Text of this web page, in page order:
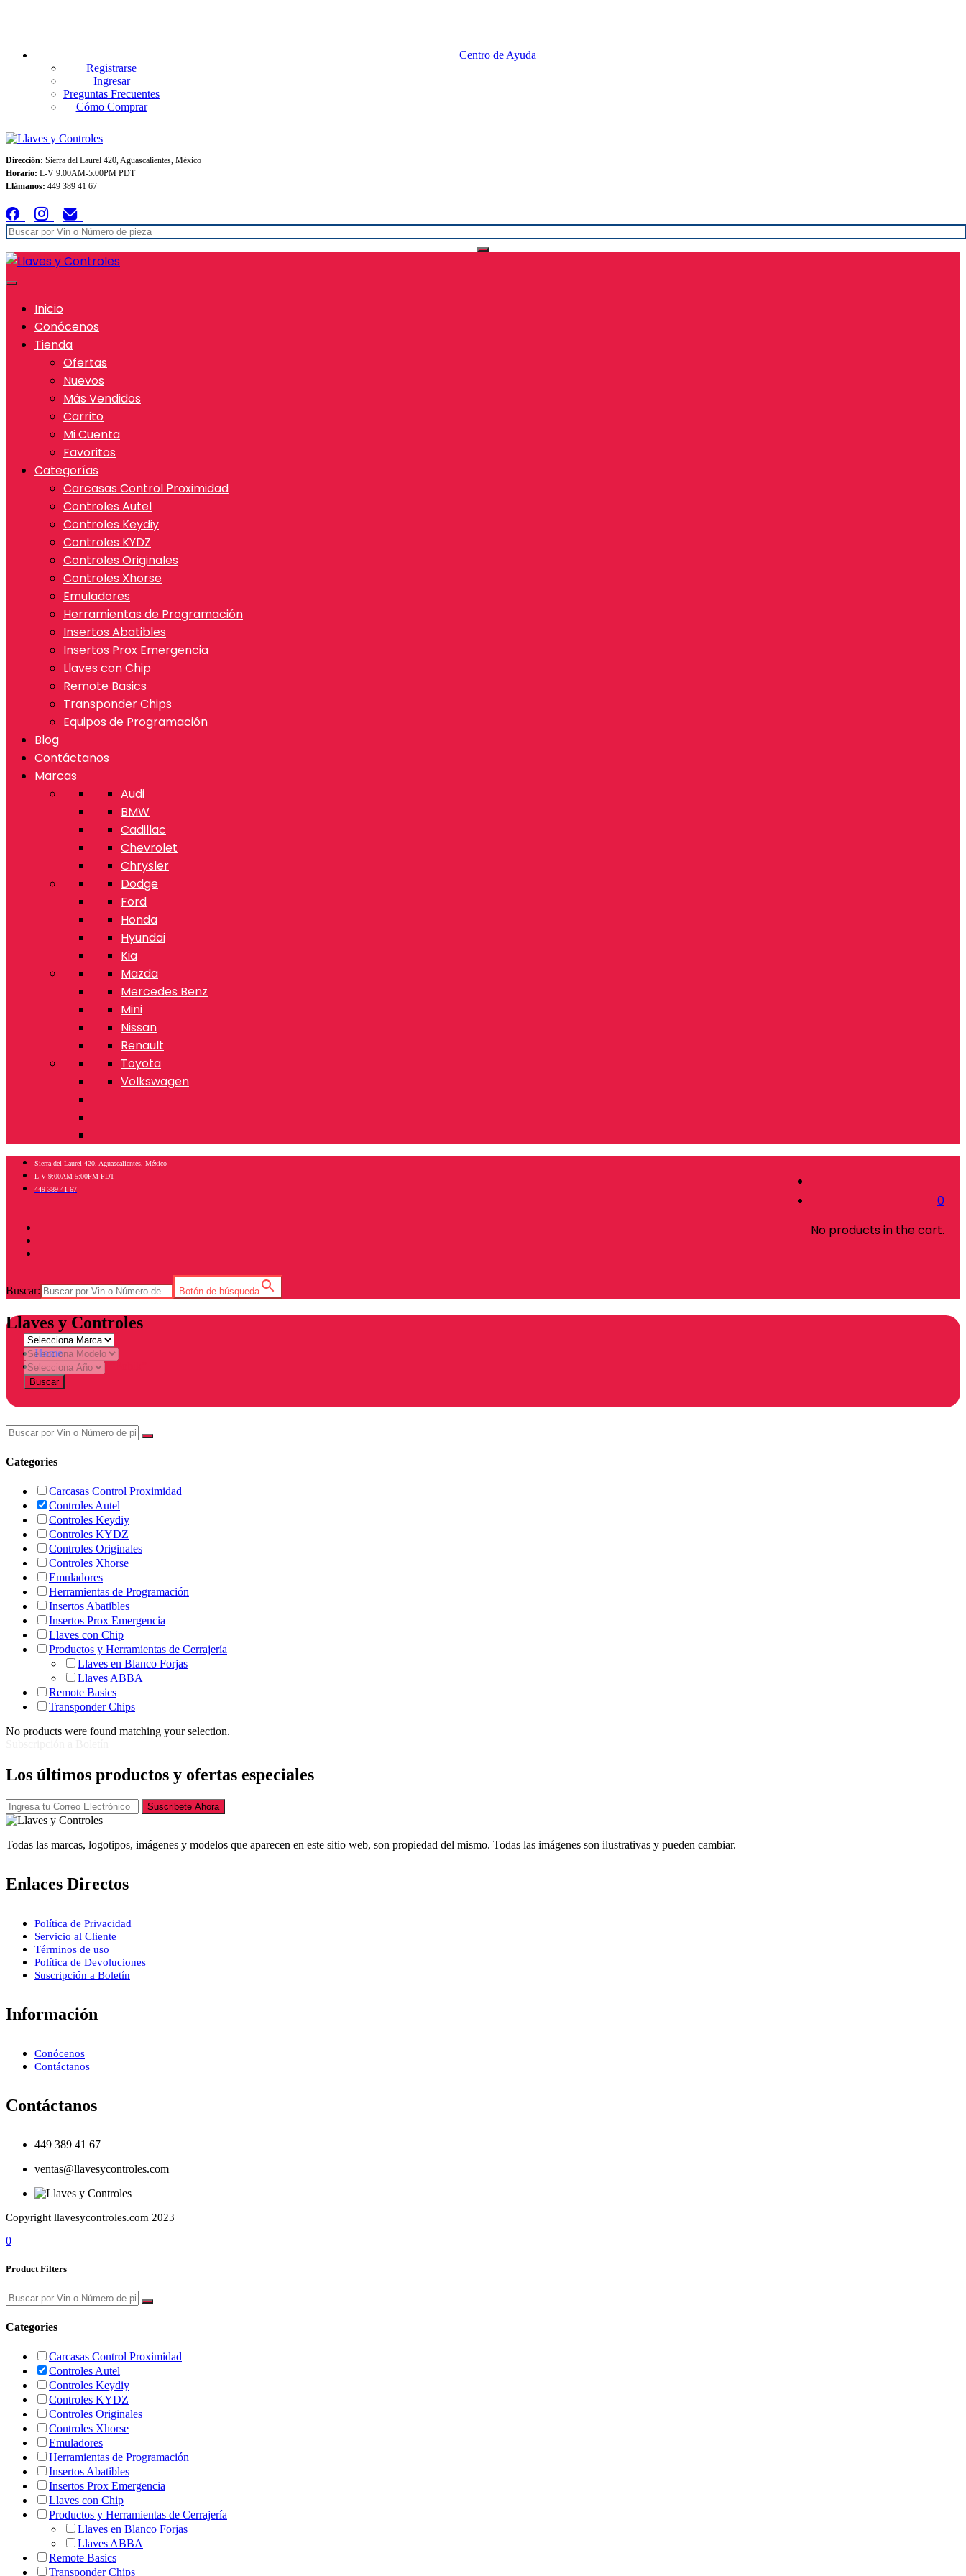
Centro de Ayuda
Registrarse
Ingresar
Preguntas Frecuentes
Cómo Comprar
Dirección: Sierra del Laurel 420, Aguascalientes, México
Horario: L-V 9:00AM-5:00PM PDT
Llámanos: 449 389 41 67
Inicio
Conócenos
Tienda
Ofertas
Nuevos
Más Vendidos
Carrito
Mi Cuenta
Favoritos
Categorías
Carcasas Control Proximidad
Controles Autel
Controles Keydiy
Controles KYDZ
Controles Originales
Controles Xhorse
Emuladores
Herramientas de Programación
Insertos Abatibles
Insertos Prox Emergencia
Llaves con Chip
Remote Basics
Transponder Chips
Equipos de Programación
Blog
Contáctanos
Marcas
Audi
BMW
Cadillac
Chevrolet
Chrysler
Dodge
Ford
Honda
Hyundai
Kia
Mazda
Mercedes Benz
Mini
Nissan
Renault
Toyota
Volkswagen
0
No products in the cart.
Sierra del Laurel 420, Aguascalientes, México
L-V 9:00AM-5:00PM PDT
449 389 41 67
Buscar: Botón de búsqueda
Llaves y Controles
Home
Products tagged “Fobik”
Buscar
Categories
Carcasas Control Proximidad
Controles Autel
Controles Keydiy
Controles KYDZ
Controles Originales
Controles Xhorse
Emuladores
Herramientas de Programación
Insertos Abatibles
Insertos Prox Emergencia
Llaves con Chip
Productos y Herramientas de Cerrajería
Llaves en Blanco Forjas
Llaves ABBA
Remote Basics
Transponder Chips
No products were found matching your selection.
Los últimos productos y ofertas especiales
Suscribete Ahora
Todas las marcas, logotipos, imágenes y modelos que aparecen en este sitio web, son propiedad del mismo. Todas las imágenes son ilustrativas y pueden cambiar.
Enlaces Directos
Política de Privacidad
Servicio al Cliente
Términos de uso
Política de Devoluciones
Suscripción a Boletín
Información
Conócenos
Contáctanos
Contáctanos
449 389 41 67
ventas@llavesycontroles.com
Copyright llavesycontroles.com 2023
0
Product Filters
Categories
Carcasas Control Proximidad
Controles Autel
Controles Keydiy
Controles KYDZ
Controles Originales
Controles Xhorse
Emuladores
Herramientas de Programación
Insertos Abatibles
Insertos Prox Emergencia
Llaves con Chip
Productos y Herramientas de Cerrajería
Llaves en Blanco Forjas
Llaves ABBA
Remote Basics
Transponder Chips